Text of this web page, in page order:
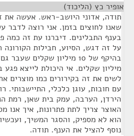
אופיר כץ (הליכוד)
תודה, אדוני היושב-ראש. אעשה את
שאנו לחוצים בזמן. אני רוצה לדבר
בענף התבלינים. דיברנו עת זה כמה
על זה דגש, הסיוע, חבילות הקורונה
מיליון שקלים. אי היכולת לייצא
לשים את זה בקירורים כמו מוצרים
עם חובות, עוגן כלכלי, התיישבותי.
הירדן, הערבה, עמק בית שאן, רמת
האוצר צריך לתת פתרונות, איך אנו
הוא לא מספיק, והסגר המשיך,
נוסף להציל את הענף. תודה.